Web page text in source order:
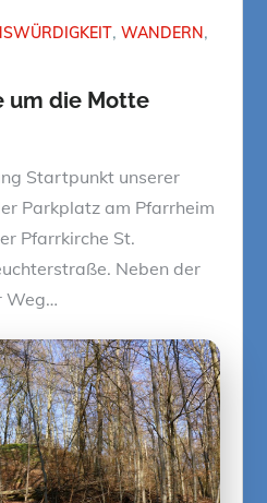
WANDERN
um die Motte
Startpunkt unserer
Parkplatz am Pfarrheim
Pfarrkirche St.
Neben der
Weg…